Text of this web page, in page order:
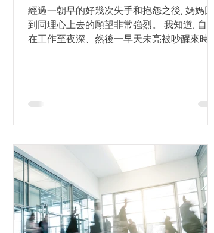
經過一朝早的好幾次失手和抱怨之後, 媽媽回
到同理心上去的願望非常強烈。 我知道, 自己
在工作至夜深、然後一早天未亮被吵醒來時,